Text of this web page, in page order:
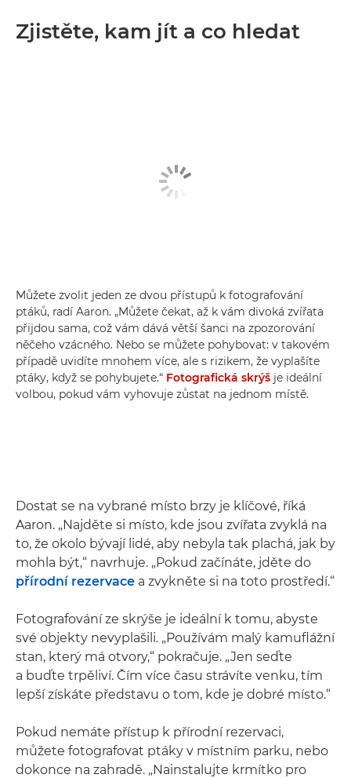
Zjistěte, kam jít a co hledat
Můžete zvolit jeden ze dvou přístupů k fotografování
ptáků, radí Aaron. „Můžete čekat, až k vám divoká zvířata
přijdou sama, což vám dává větší šanci na zpozorování
něčeho vzácného. Nebo se můžete pohybovat: v takovém
případě uvidíte mnohem více, ale s rizikem, že vyplašíte
ptáky, když se pohybujete.“ Fotografická skrýš je ideální
volbou, pokud vám vyhovuje zůstat na jednom místě.
Dostat se na vybrané místo brzy je klíčové, říká
Aaron. „Najděte si místo, kde jsou zvířata zvyklá na
to, že okolo bývají lidé, aby nebyla tak plachá, jak by
mohla být,“ navrhuje. „Pokud začínáte, jděte do
přírodní rezervace a zvykněte si na toto prostředí.“
Fotografování ze skrýše je ideální k tomu, abyste
své objekty nevyplašili. „Používám malý kamuflážní
stan, který má otvory,“ pokračuje. „Jen seďte
a buďte trpěliví. Čím více času strávíte venku, tím
lepší získáte představu o tom, kde je dobré místo.“
Pokud nemáte přístup k přírodní rezervaci,
můžete fotografovat ptáky v místním parku, nebo
dokonce na zahradě. „Nainstalujte krmítko pro